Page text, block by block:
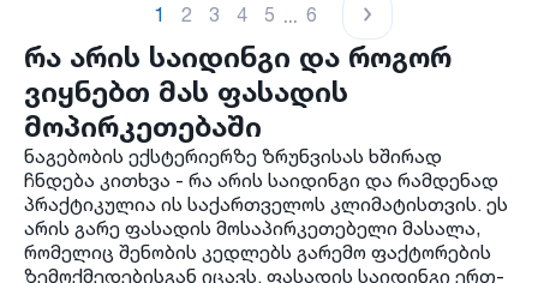
1 2 3 4 5 ... 6
რა არის საიდინგი და როგორ
ვიყნებთ მას ფასადის
მოპირკეთებაში
ნაგებობის ექსტერიერზე ზრუნვისას ხშირად
ჩნდება კითხვა - რა არის საიდინგი და რამდენად
პრაქტიკულია ის საქართველოს კლიმატისთვის. ეს
არის გარე ფასადის მოსაპირკეთებელი მასალა,
რომელიც შენობის კედლებს გარემო ფაქტორების
ზემოქმედებისგან იცავს. ფასადის საიდინგი ერთ-